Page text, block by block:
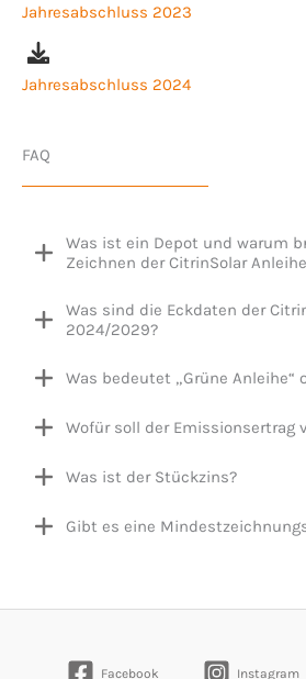
Jahresabschluss 2023
Jahresabschluss 2024
FAQ
Was ist ein Depot und warum
Zeichnen der CitrinSolar
Was sind die Eckdaten der
2024/2029?
Was bedeutet „Grüne Anleihe“
Wofür soll der Emissionsertrag
Was ist der Stückzins?
Gibt es eine
Facebook Instagram